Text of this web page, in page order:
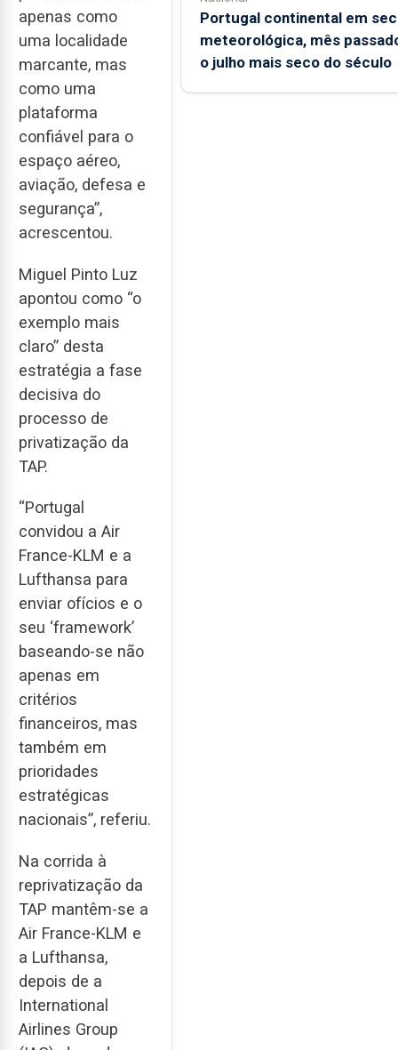
apenas como
uma localidade
marcante, mas
como uma
plataforma
confiável para o
espaço aéreo,
aviação, defesa e
segurança”,
acrescentou.
Miguel Pinto Luz
apontou como “o
exemplo mais
claro” desta
estratégia a fase
decisiva do
processo de
privatização da
TAP.
“Portugal
convidou a Air
France-KLM e a
Lufthansa para
enviar ofícios e o
seu ‘framework’
baseando-se não
apenas em
critérios
financeiros, mas
também em
prioridades
estratégicas
nacionais”, referiu.
Na corrida à
reprivatização da
TAP mantêm-se a
Air France-KLM e
a Lufthansa,
depois de a
International
Airlines Group
Portugal continental em
meteorológica, mês
o julho mais seco do século